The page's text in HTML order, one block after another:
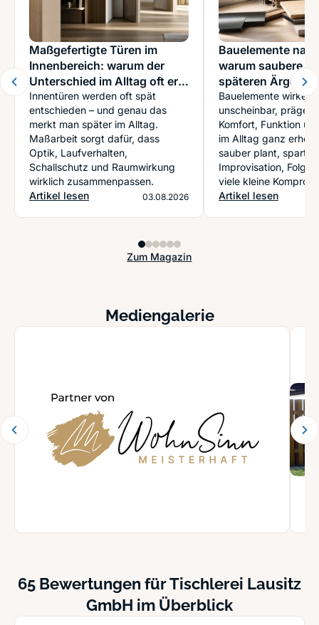
Maßgefertigte Türen im
Innenbereich: warum der
Unterschied im Alltag oft erst
auf den zweiten Blick
spürbar wird
Innentüren werden oft spät
entschieden – und genau das
merkt man später im Alltag.
Maßarbeit sorgt dafür, dass
Optik, Laufverhalten,
Schallschutz und Raumwirkung
wirklich zusammenpassen.
Artikel lesen
03.08.2026
Bauelemente
warum saubere
späteren Ärger
Bauelemente wirken
unscheinbar, prägen
Komfort, Funktion
im Alltag ganz
sauber plant, spart
Improvisation,
viele kleine
Artikel lesen
Zum Magazin
Mediengalerie
65 Bewertungen für Tischlerei Lausitz
GmbH im Überblick